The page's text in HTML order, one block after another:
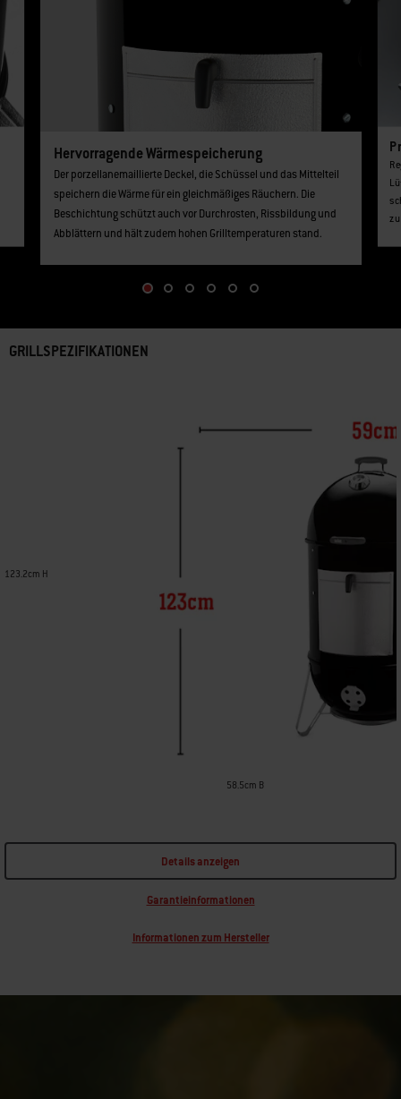
Hervorragende Wärmespeicherung
Der porzellanemaillierte Deckel, die Schüssel und das Mittelteil
speichern die Wärme für ein gleichmäßiges Räuchern. Die
Beschichtung schützt auch vor Durchrosten, Rissbildung und
Abblättern und hält zudem hohen Grilltemperaturen stand.
GRILLSPEZIFIKATIONEN
123.2cm H
58.5cm B
Details anzeigen
Garantieinformationen
Informationen zum Hersteller